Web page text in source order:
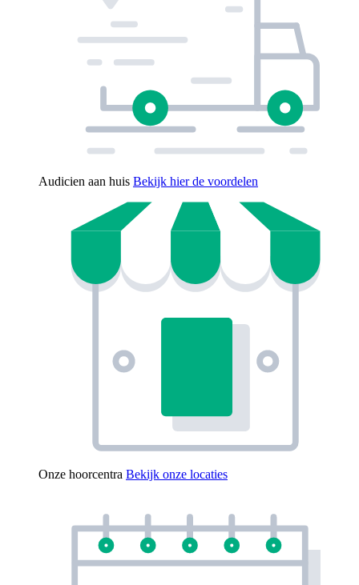
Audicien aan huis Bekijk hier de voordelen
Onze hoorcentra Bekijk onze locaties